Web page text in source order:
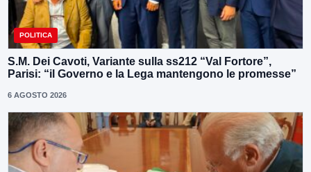
POLITICA
S.M. Dei Cavoti, Variante sulla ss212 “Val Fortore”,
Parisi: “il Governo e la Lega mantengono le promesse”
6 AGOSTO 2026